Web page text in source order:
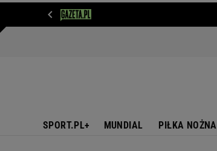
SPORT.PL+ MUNDIAL PIŁKA NOŻNA